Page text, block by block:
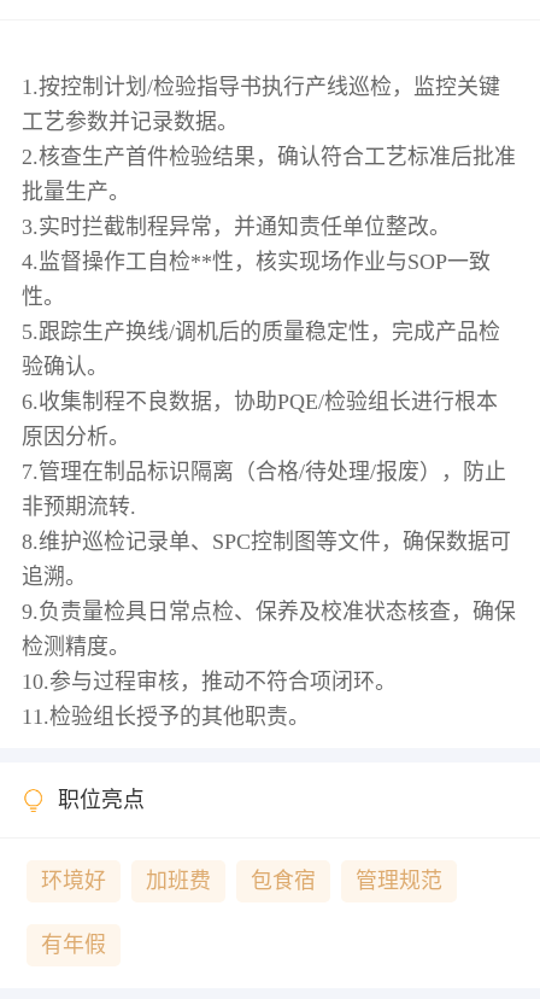
1.按控制计划/检验指导书执行产线巡检，监控关键
工艺参数并记录数据。
2.核查生产首件检验结果，确认符合工艺标准后批准
批量生产。
3.实时拦截制程异常，并通知责任单位整改。
4.监督操作工自检**性，核实现场作业与SOP一致
性。
5.跟踪生产换线/调机后的质量稳定性，完成产品检
验确认。
6.收集制程不良数据，协助PQE/检验组长进行根本
原因分析。
7.管理在制品标识隔离（合格/待处理/报废），防止
非预期流转.
8.维护巡检记录单、SPC控制图等文件，确保数据可
追溯。
9.负责量检具日常点检、保养及校准状态核查，确保
检测精度。
10.参与过程审核，推动不符合项闭环。
职位亮点
环境好 加班费 包食宿 管理规范
有年假